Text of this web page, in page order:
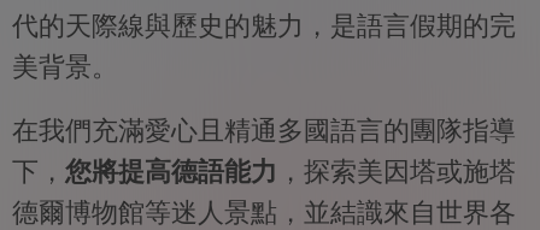
代的天際線與歷史的魅力，是語言假期的完
美背景。
在我們充滿愛心且精通多國語言的團隊指導
下， 您將提高德語能力 ，探索美因塔或施塔
德爾博物館等迷人景點，並結識來自世界各